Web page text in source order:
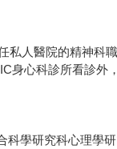
人醫院的精神科
心科診所看診外
學研究科心理學